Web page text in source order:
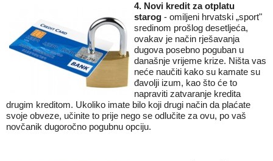
4. Novi kredit za otplatu
starog - omiljeni hrvatski „sport"
sredinom prošlog desetljeća,
ovakav je način rješavanja
dugova posebno poguban u
današnje vrijeme krize. Ništa vas
neće naučiti kako su kamate su
đavolji izum, kao što će to
napraviti zatvaranje kredita
drugim kreditom. Ukoliko imate bilo koji drugi način da plaćate
svoje obveze, učinite to prije nego se odlučite za ovu, po vaš
novčanik dugoročno pogubnu opciju.